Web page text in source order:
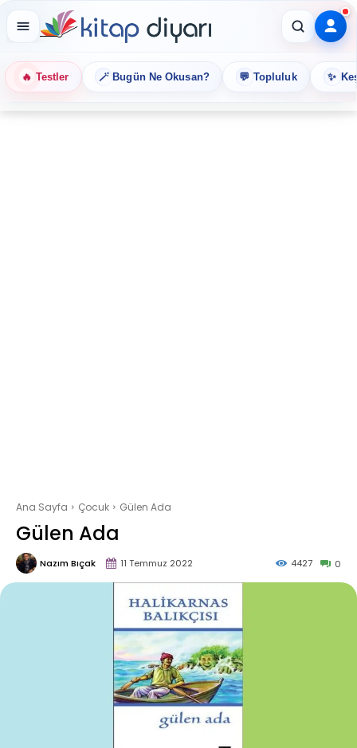
🔥 Testler 🪄 Bugün Ne Okusan? 💬 Topluluk ✨
Ana Sayfa Çocuk Gülen Ada
Gülen Ada
Nazım Bıçak 11 Temmuz 2022 0
4427